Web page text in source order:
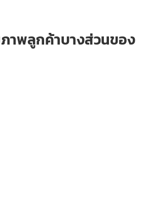
าพลูกค้าบางส่วนของ